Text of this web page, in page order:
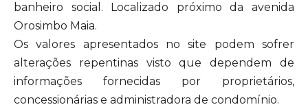
banheiro social. Localizado próximo da avenida
Orosimbo Maia.
Os valores apresentados no site podem sofrer
alterações repentinas visto que dependem de
informações fornecidas por proprietários,
concessionárias e administradora de condomínio.